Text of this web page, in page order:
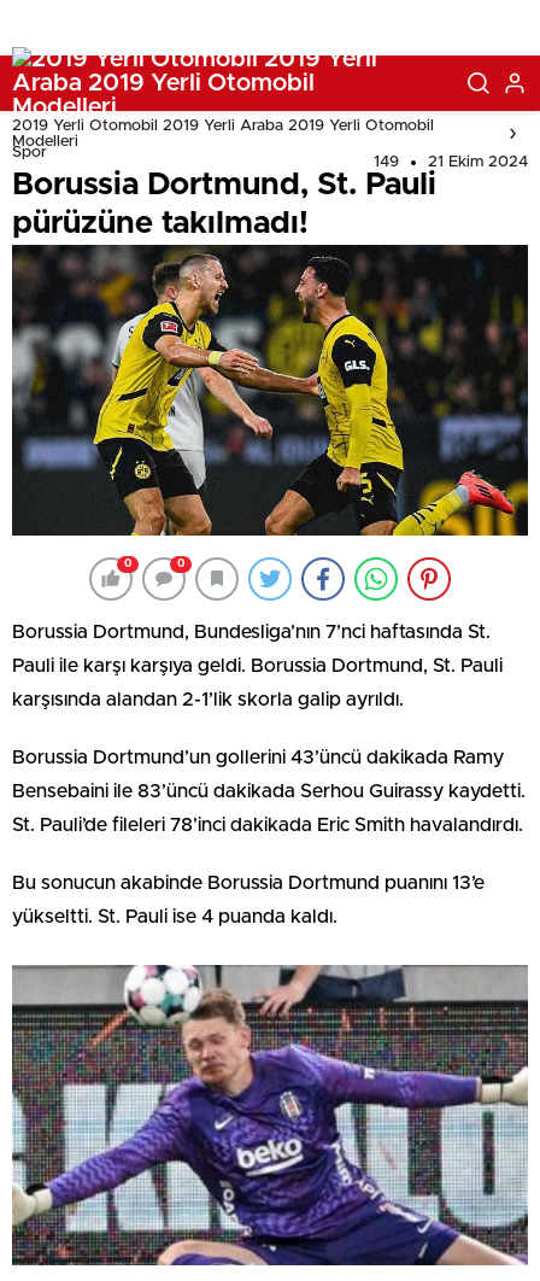
2019 Yerli Otomobil 2019 Yerli Araba 2019 Yerli Otomobil
Modelleri
Spor
149 21 Ekim 2024
Borussia Dortmund, St. Pauli
pürüzüne takılmadı!
0 0
Borussia Dortmund, Bundesliga’nın 7’nci haftasında St.
Pauli ile karşı karşıya geldi. Borussia Dortmund, St. Pauli
karşısında alandan 2-1’lik skorla galip ayrıldı.
Borussia Dortmund’un gollerini 43’üncü dakikada Ramy
Bensebaini ile 83’üncü dakikada Serhou Guirassy kaydetti.
St. Pauli’de fileleri 78’inci dakikada Eric Smith havalandırdı.
Bu sonucun akabinde Borussia Dortmund puanını 13’e
yükseltti. St. Pauli ise 4 puanda kaldı.